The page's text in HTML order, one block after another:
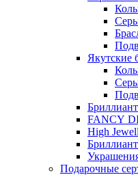
Якутские
FANCY
High
Подарочные